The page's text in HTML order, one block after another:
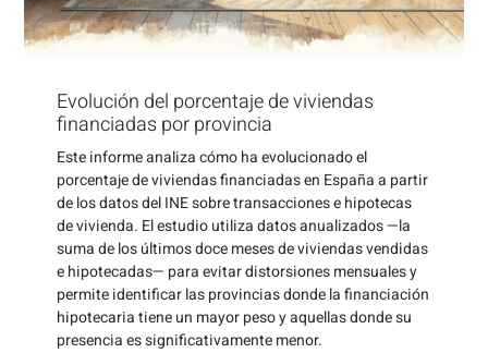
Evolución del porcentaje de viviendas
financiadas por provincia
Este informe analiza cómo ha evolucionado el
porcentaje de viviendas financiadas en España a partir
de los datos del INE sobre transacciones e hipotecas
de vivienda. El estudio utiliza datos anualizados —la
suma de los últimos doce meses de viviendas vendidas
e hipotecadas— para evitar distorsiones mensuales y
permite identificar las provincias donde la financiación
hipotecaria tiene un mayor peso y aquellas donde su
presencia es significativamente menor.